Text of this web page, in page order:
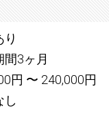
3ヶ月
円 〜 240,000円
し